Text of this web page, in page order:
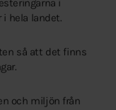
i
hela landet.
så att det finns
och miljön från